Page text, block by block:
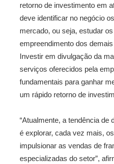
retorno de investimento em
deve identificar no negócio
mercado, ou seja, estudar
empreendimento dos
Investir em divulgação da
serviços oferecidos pela
fundamentais para ganhar
um rápido retorno de
“Atualmente, a tendência de
é explorar, cada vez mais,
impulsionar as vendas de
especializadas do setor”,